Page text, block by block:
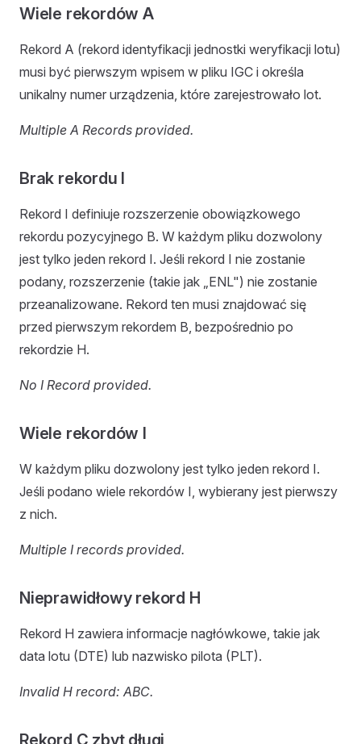
Wiele rekordów A
Rekord A (rekord identyfikacji jednostki weryfikacji lotu)
musi być pierwszym wpisem w pliku IGC i określa
unikalny numer urządzenia, które zarejestrowało lot.
Multiple A Records provided.
Brak rekordu I
Rekord I definiuje rozszerzenie obowiązkowego
rekordu pozycyjnego B. W każdym pliku dozwolony
jest tylko jeden rekord I. Jeśli rekord I nie zostanie
podany, rozszerzenie (takie jak „ENL") nie zostanie
przeanalizowane. Rekord ten musi znajdować się
przed pierwszym rekordem B, bezpośrednio po
rekordzie H.
No I Record provided.
Wiele rekordów I
W każdym pliku dozwolony jest tylko jeden rekord I.
Jeśli podano wiele rekordów I, wybierany jest pierwszy
z nich.
Multiple I records provided.
Nieprawidłowy rekord H
Rekord H zawiera informacje nagłówkowe, takie jak
data lotu (DTE) lub nazwisko pilota (PLT).
Invalid H record: ABC.
Rekord C zbyt długi